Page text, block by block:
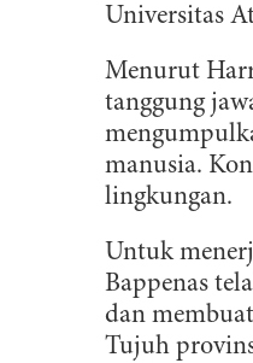
Universitas
Menurut
tanggung
manusia.
lingkungan.
Untuk
Bappenas
dan
Tujuh